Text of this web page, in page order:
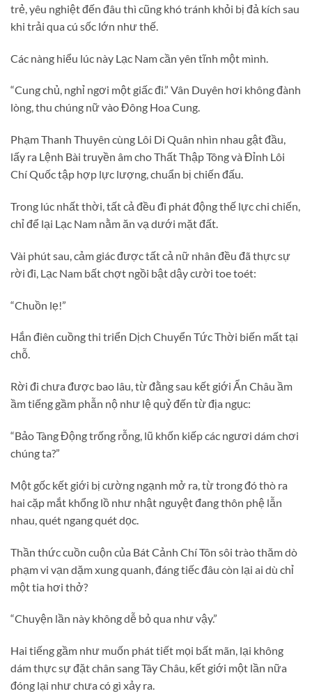
trẻ, yêu nghiệt đến đâu thì cũng khó tránh khỏi bị đả kích sau
khi trải qua cú sốc lớn như thế.
Các nàng hiểu lúc này Lạc Nam cần yên tĩnh một mình.
“Cung chủ, nghỉ ngơi một giấc đi.” Vân Duyên hơi không đành
lòng, thu chúng nữ vào Đông Hoa Cung.
Phạm Thanh Thuyên cùng Lôi Di Quân nhìn nhau gật đầu,
lấy ra Lệnh Bài truyền âm cho Thất Thập Tông và Đỉnh Lôi
Chí Quốc tập hợp lực lượng, chuẩn bị chiến đấu.
Trong lúc nhất thời, tất cả đều đi phát động thế lực chi chiến,
chỉ để lại Lạc Nam nằm ăn vạ dưới mặt đất.
Vài phút sau, cảm giác được tất cả nữ nhân đều đã thực sự
rời đi, Lạc Nam bất chợt ngồi bật dậy cười toe toét:
“Chuồn lẹ!”
Hắn điên cuồng thi triển Dịch Chuyển Tức Thời biến mất tại
chỗ.
Rời đi chưa được bao lâu, từ đằng sau kết giới Ẩn Châu ầm
ầm tiếng gầm phẫn nộ như lệ quỷ đến từ địa ngục:
“Bảo Tàng Động trống rỗng, lũ khốn kiếp các ngươi dám chơi
chúng ta?”
Một gốc kết giới bị cường ngạnh mở ra, từ trong đó thò ra
hai cặp mắt khổng lồ như nhật nguyệt đang thôn phệ lẫn
nhau, quét ngang quét dọc.
Thần thức cuồn cuộn của Bát Cảnh Chí Tôn sôi trào thăm dò
phạm vi vạn dặm xung quanh, đáng tiếc đâu còn lại ai dù chỉ
một tia hơi thở?
“Chuyện lần này không dễ bỏ qua như vậy.”
Hai tiếng gầm như muốn phát tiết mọi bất mãn, lại không
dám thực sự đặt chân sang Tây Châu, kết giới một lần nữa
đóng lại như chưa có gì xảy ra.